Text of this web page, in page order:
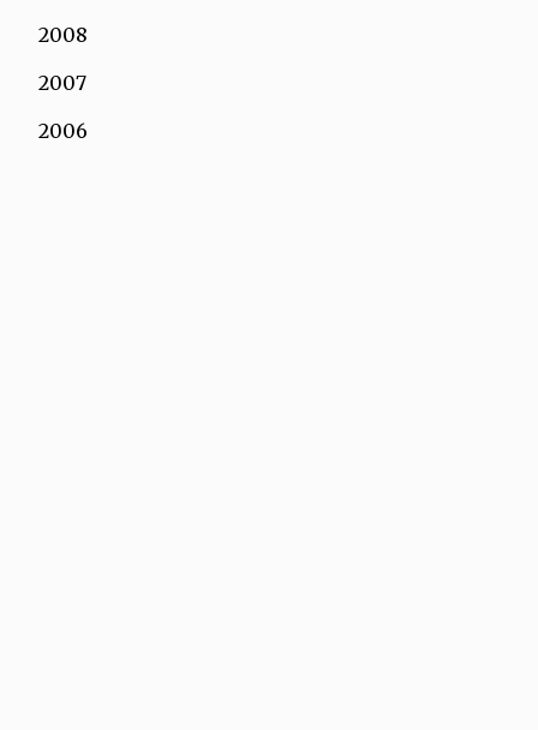
2008
2007
2006